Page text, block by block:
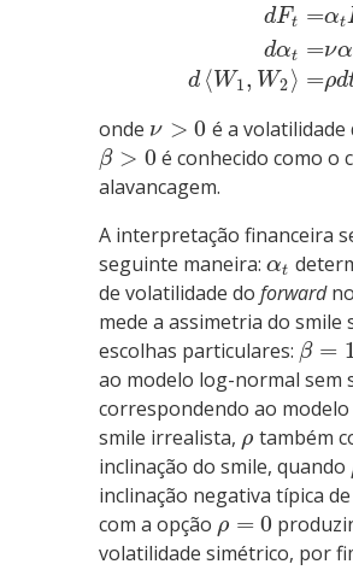
dFt =
dαt =
d ⟨W1, W2⟩ =
αt
να
ρd
onde ν > 0 é a volatilidade
β > 0 é conhecido como o
alavancagem.
A interpretação financeira
seguinte maneira:αt
de volatilidade doforward
mede a assimetria do smile
escolhas particulares: β = 1
ao modelo log-normal sem
correspondendo ao
smile irrealista, ρ também
inclinação do smile, quando
inclinação negativa típica
com a opção ρ = 0
volatilidade simétrico, por